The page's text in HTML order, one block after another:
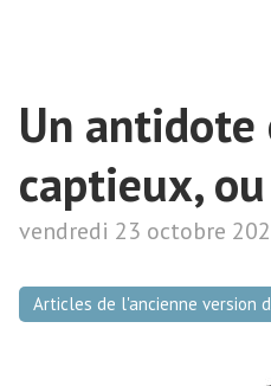
Un antidote
captieux,
vendredi 23 octobre
Articles de l'ancienne version